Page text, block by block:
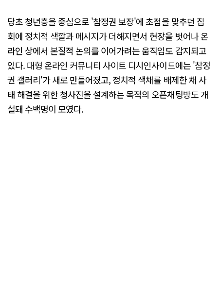
당초 청년층을 중심으로 '참정권 보장'에 초점을 맞추던 집
회에 정치적 색깔과 메시지가 더해지면서 현장을 벗어나 온
라인 상에서 본질적 논의를 이어가려는 움직임도 감지되고
있다. 대형 온라인 커뮤니티 사이트 디시인사이드에는 '참정
권 갤러리'가 새로 만들어졌고, 정치적 색채를 배제한 채 사
태 해결을 위한 청사진을 설계하는 목적의 오픈채팅방도 개
설돼 수백명이 모였다.